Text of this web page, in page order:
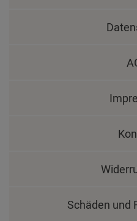
Schäden und